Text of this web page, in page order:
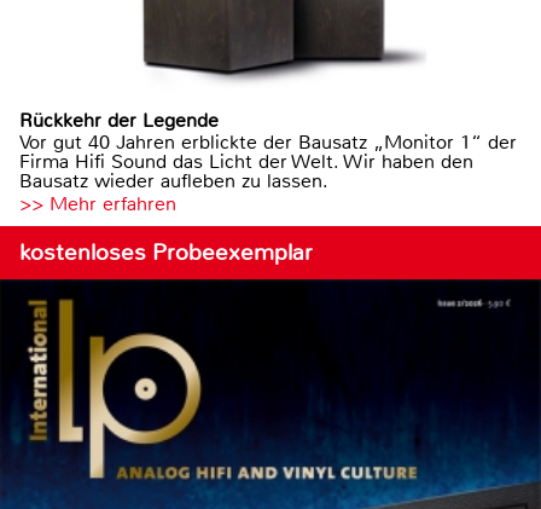
Rückkehr der Legende
Vor gut 40 Jahren erblickte der Bausatz „Monitor 1“ der
Firma Hifi Sound das Licht der Welt. Wir haben den
Bausatz wieder aufleben zu lassen.
>> Mehr erfahren
kostenloses Probeexemplar